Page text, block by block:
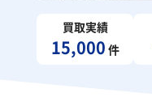
買取実績
15,000 件